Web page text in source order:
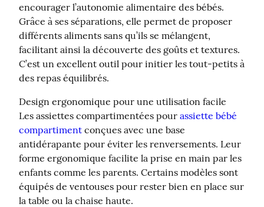
encourager l’autonomie alimentaire des bébés.
Grâce à ses séparations, elle permet de proposer
différents aliments sans qu’ils se mélangent,
facilitant ainsi la découverte des goûts et textures.
C’est un excellent outil pour initier les tout-petits à
des repas équilibrés.
Design ergonomique pour une utilisation facile
Les assiettes compartimentées pour assiette bébé
compartiment conçues avec une base
antidérapante pour éviter les renversements. Leur
forme ergonomique facilite la prise en main par les
enfants comme les parents. Certains modèles sont
équipés de ventouses pour rester bien en place sur
la table ou la chaise haute.